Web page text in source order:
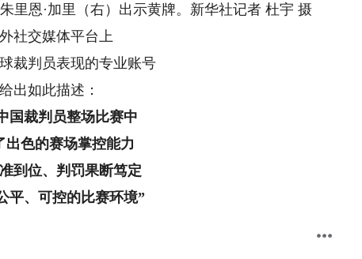
恩·加里（右）出示黄牌。新华社记者 杜宇 摄
交媒体平台上
判员表现的专业账号
如此描述：
国裁判员整场比赛中
出色的赛场掌控能力
到位、判罚果断笃定
平、可控的比赛环境”